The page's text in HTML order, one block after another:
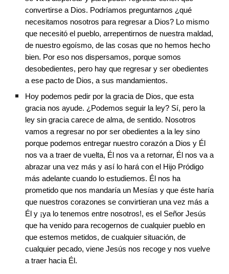
convertirse a Dios. Podríamos preguntarnos ¿qué
necesitamos nosotros para regresar a Dios? Lo mismo
que necesitó el pueblo, arrepentirnos de nuestra maldad,
de nuestro egoísmo, de las cosas que no hemos hecho
bien. Por eso nos dispersamos, porque somos
desobedientes, pero hay que regresar y ser obedientes
a ese pacto de Dios, a sus mandamientos.
Hoy podemos pedir por la gracia de Dios, que esta
gracia nos ayude. ¿Podemos seguir la ley? Sí, pero la
ley sin gracia carece de alma, de sentido. Nosotros
vamos a regresar no por ser obedientes a la ley sino
porque podemos entregar nuestro corazón a Dios y Él
nos va a traer de vuelta, Él nos va a retornar, Él nos va a
abrazar una vez más y así lo hará con el Hijo Pródigo
más adelante cuando lo estudiemos. Él nos ha
prometido que nos mandaría un Mesías y que éste haría
que nuestros corazones se convirtieran una vez más a
Él y ¡ya lo tenemos entre nosotros!, es el Señor Jesús
que ha venido para recogernos de cualquier pueblo en
que estemos metidos, de cualquier situación, de
cualquier pecado, viene Jesús nos recoge y nos vuelve
a traer hacia Él.